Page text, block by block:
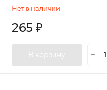
Нет в наличии
265₽
В корзину